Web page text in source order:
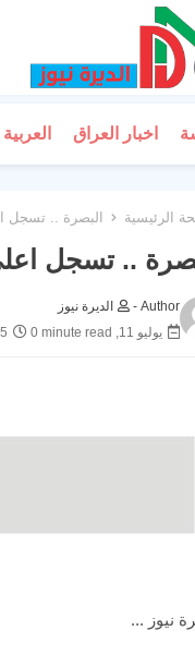
اخبار العراق
الرئيسية البصرة .. تسجل
.. تسجل
Author -
الديرة نيوز
يوليو 11, 2025
0 minute read
نيوز ...